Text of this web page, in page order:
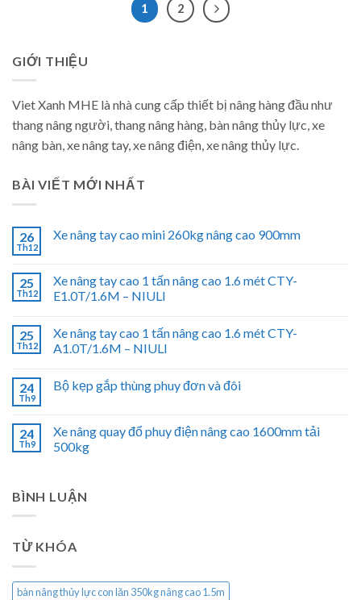
1 2
GIỚI THIỆU
Viet Xanh MHE là nhà cung cấp thiết bị nâng hàng đầu như
thang nâng người, thang nâng hàng, bàn nâng thủy lực, xe
nâng bàn, xe nâng tay, xe nâng điện, xe nâng thủy lực.
BÀI VIẾT MỚI NHẤT
26
Th12
Xe nâng tay cao mini 260kg nâng cao 900mm
25
Th12
Xe nâng tay cao 1 tấn nâng cao 1.6 mét CTY-
E1.0T/1.6M – NIULI
25
Th12
Xe nâng tay cao 1 tấn nâng cao 1.6 mét CTY-
A1.0T/1.6M – NIULI
24
Th9
Bộ kẹp gắp thùng phuy đơn và đôi
24
Th9
Xe nâng quay đổ phuy điện nâng cao 1600mm tải
500kg
BÌNH LUẬN
TỪ KHÓA
bàn nâng thủy lực con lăn 350kg nâng cao 1.5m